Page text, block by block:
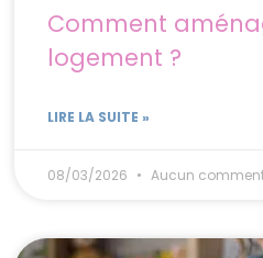
Comment
logement ?
LIRE LA SUITE »
08/03/2026 Aucun